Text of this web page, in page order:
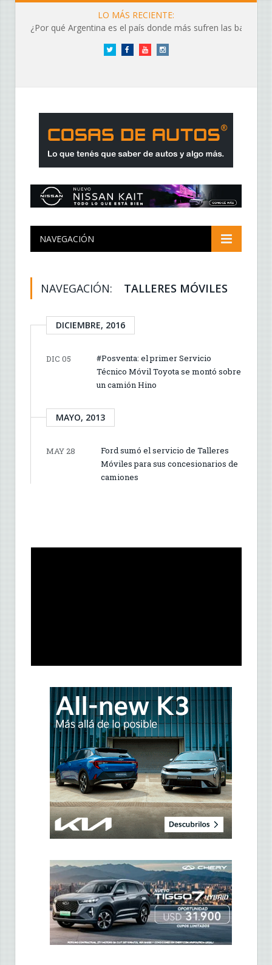
LO MÁS RECIENTE:
¿Por qué Argentina es el país donde más sufren las baterías?
Twitter FacebookYouTubeInstagram
NAVEGACIÓN
NAVEGACIÓN: TALLERES MÓVILES
DICIEMBRE, 2016
DIC 05
#Posventa: el primer Servicio
Técnico Móvil Toyota se montó sobre
un camión Hino
MAYO, 2013
MAY 28
Ford sumó el servicio de Talleres
Móviles para sus concesionarios de
camiones